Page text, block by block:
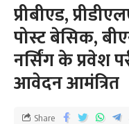
प्रीबीएड,
पोस्ट बेसिक,
नर्सिंग के प्रवेश
आवेदन आमंत्रित
Share